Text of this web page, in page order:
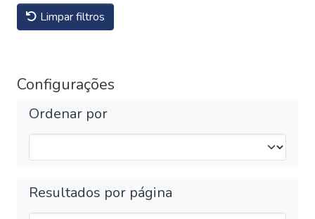
Limpar filtros
Configurações
Ordenar por
Resultados por página